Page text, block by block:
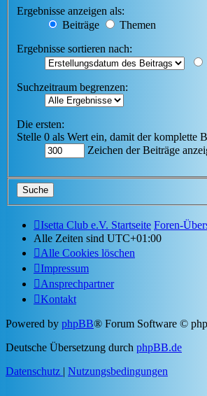
Ergebnisse anzeigen als:
Beiträge
Themen
Ergebnisse sortieren nach:
Suchzeitraum begrenzen:
Die ersten:
Stelle 0 als Wert ein, damit der komplette
Zeichen der Beiträge
Isetta Club e.V. Startseite Foren-
Alle Zeiten sind UTC+01:00
Alle Cookies löschen
Impressum
Ansprechpartner
Kontakt
Powered by phpBB® Forum Software ©
Deutsche Übersetzung durch phpBB.de
Datenschutz | Nutzungsbedingungen